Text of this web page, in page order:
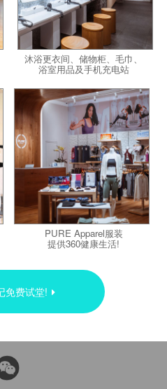
沐浴更衣间、储物柜、毛巾、
浴室用品及手机充电站
PURE Apparel服装
提供360健康生活!
免费试堂!